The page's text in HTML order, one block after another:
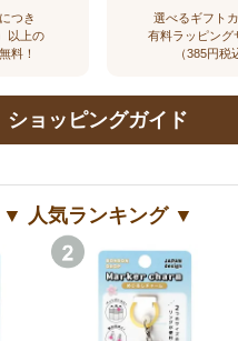
つき
以上の
料！
選べるギフト
有料ラッピング
（385円税
ショッピングガイド
▼ 人気ランキング ▼